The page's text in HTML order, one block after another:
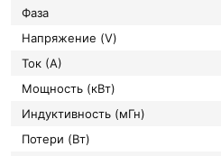
Фаза
Напряжение (V)
Ток (А)
Мощность (кВт)
Индуктивность (мГн)
Потери (Вт)